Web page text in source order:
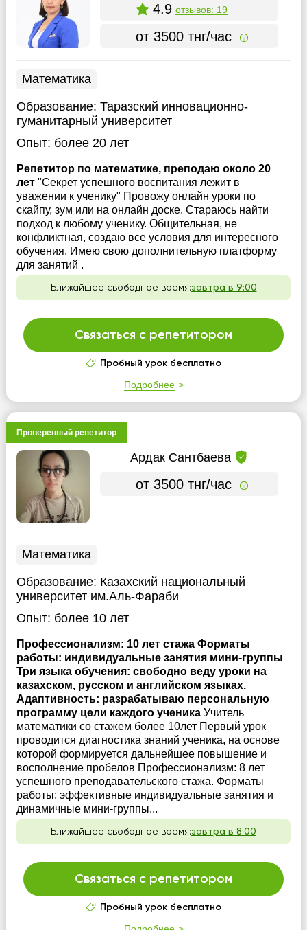
4.9 отзывов: 19
от 3500 тнг/час
Математика
Образование: Таразский инновационно-
гуманитарный университет
Опыт: более 20 лет
Репетитор по математике, преподаю около 20
лет "Секрет успешного воспитания лежит в
уважении к ученику" Провожу онлайн уроки по
скайпу, зум или на онлайн доске. Стараюсь найти
подход к любому ученику. Общительная, не
конфликтная, создаю все условия для интересного
обучения. Имею свою дополнительную платформу
для занятий .
Ближайшее свободное время:завтра в 9:00
Связаться с репетитором
Пробный урок бесплатно
Подробнее
Проверенный репетитор
Ардак Сантбаева
от 3500 тнг/час
Математика
Образование: Казахский национальный
университет им.Аль-Фараби
Опыт: более 10 лет
Профессионализм: 10 лет стажа Форматы
работы: индивидуальные занятия мини-группы
Три языка обучения: свободно веду уроки на
казахском, русском и английском языках.
Адаптивность: разрабатываю персональную
программу цели каждого ученика Учитель
математики со стажем более 10лет Первый урок
проводится диагностика знаний ученика, на основе
которой формируется дальнейшее повышение и
восполнение пробелов Профессионализм: 8 лет
успешного преподавательского стажа. Форматы
работы: эффективные индивидуальные занятия и
динамичные мини-группы...
Ближайшее свободное время:завтра в 8:00
Связаться с репетитором
Пробный урок бесплатно